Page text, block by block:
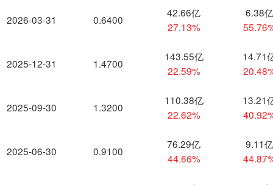
2026-03-31
2025-12-31
2025-09-30
2025-06-30
0.6400
42.66亿
27.13%
6.38亿
1.4700
143.55亿
22.59%
14.71
1.3200
110.38亿
22.62%
13.21
0.9100
76.29亿
44.66%
9.11亿